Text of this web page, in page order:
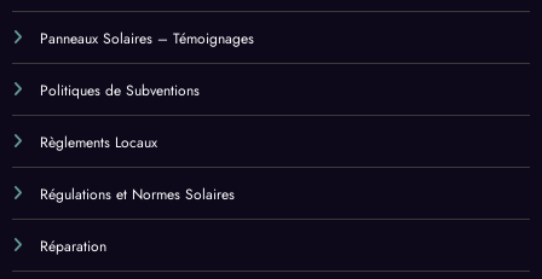
Panneaux Solaires – Témoignages
Politiques de Subventions
Règlements Locaux
Régulations et Normes Solaires
Réparation